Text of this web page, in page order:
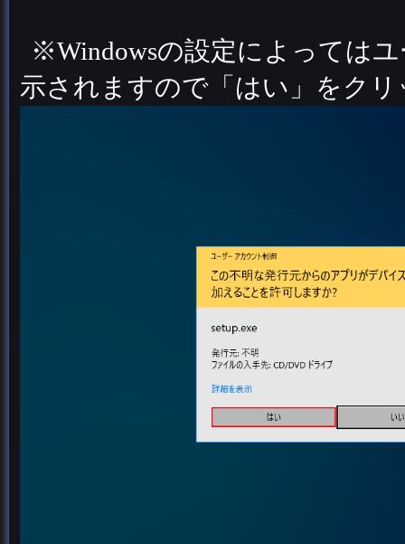
※Windowsの設定によっては
示されますので「はい」をク